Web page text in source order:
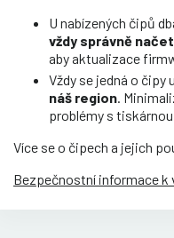
U nabízených čipů
vždy správně
aby aktualizace
Vždy se jedná o čipy
náš region .
problémy s
Více se o čipech a jejich
Bezpečnostní informace k